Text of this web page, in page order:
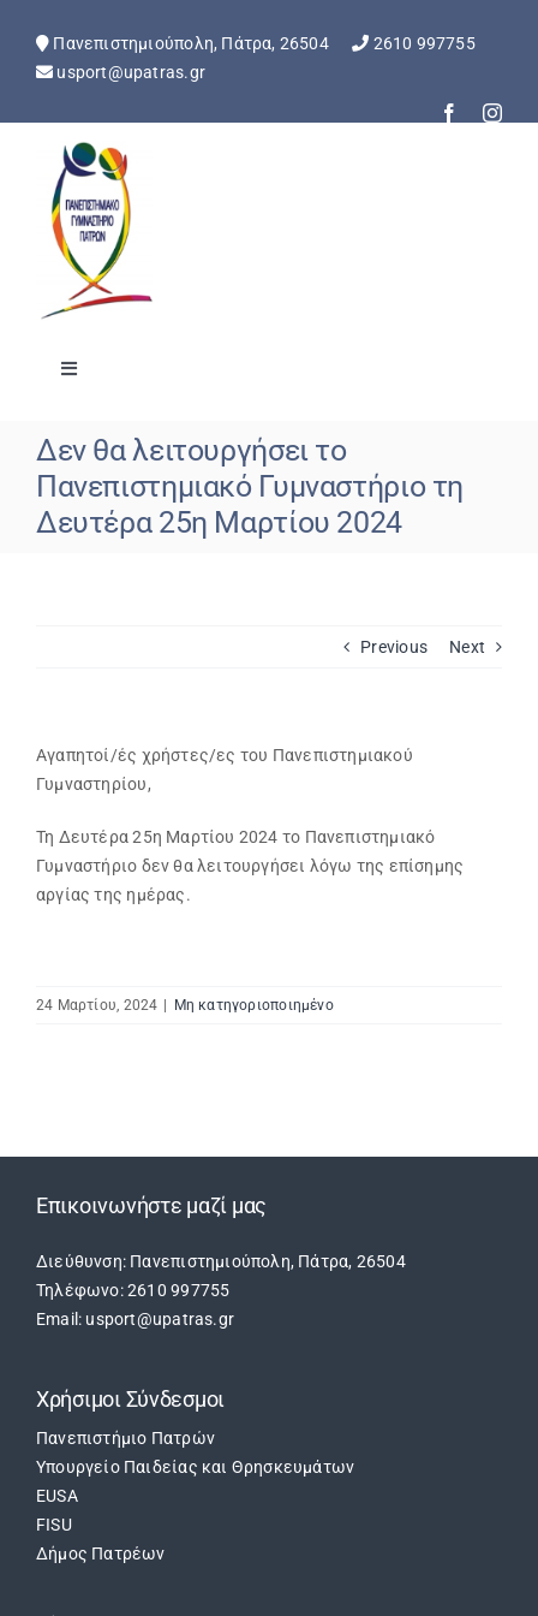
content
Πανεπιστημιούπολη, Πάτρα, 26504
2610 997755
usport@upatras.gr
Toggle
Ανακοινώσεις
Φοιτητικά Πρωταθλήματα
Ετήσιες Δράσεις
Αθλητικές Εγκαταστάσεις
for:
Δεν θα λειτουργήσει το
Πανεπιστημιακό Γυμναστήριο τη
Δευτέρα 25η Μαρτίου 2024
Previous Next
Αγαπητοί/ές χρήστες/ες του Πανεπιστημιακού
Γυμναστηρίου,
Τη Δευτέρα 25η Μαρτίου 2024 το Πανεπιστημιακό
Γυμναστήριο δεν θα λειτουργήσει λόγω της επίσημης
αργίας της ημέρας.
24 Μαρτίου, 2024 Μη κατηγοριοποιημένο
Επικοινωνήστε μαζί μας
Διεύθυνση: Πανεπιστημιούπολη, Πάτρα, 26504
Τηλέφωνο: 2610 997755
Email: usport@upatras.gr
Χρήσιμοι Σύνδεσμοι
Πανεπιστήμιο Πατρών
Υπουργείο Παιδείας και Θρησκευμάτων
EUSA
FISU
Δήμος Πατρέων